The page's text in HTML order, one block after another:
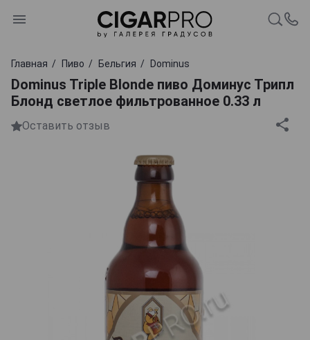
Главная Пиво Бельгия Dominus
Dominus Triple Blonde пиво Доминус Трипл
Блонд светлое фильтрованное 0.33 л
Оставить отзыв